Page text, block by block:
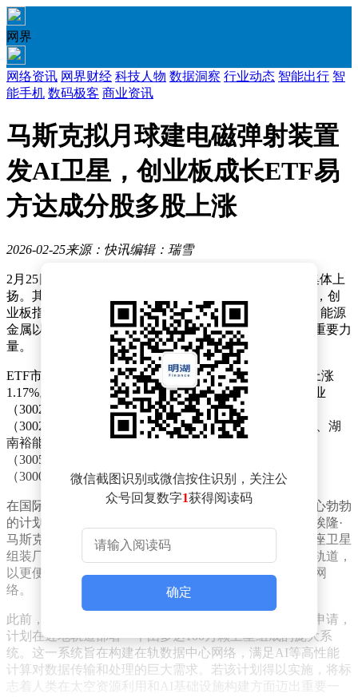
网界
网络资讯 网界财经 科技人物 数据洞察 行业动态 智能出行 智
能手机 数码极客 商业资讯
马斯克拟月球建电磁弹射装置
发AI卫星，创业板成长ETF易
方达成分股多股上涨
2026-02-25来源：快讯编辑：瑞雪
2月25日11点25分，国内股市呈现积极态势，主要指数集体上
扬。其中，上证指数上涨1.11%，深证成指涨幅为1.36%，创
业板指也录得1.35%的涨幅。在板块表现方面，小金属、能源
金属以及磷化工等行业表现突出，成为带动指数上涨的重要力
量。
ETF市场同样活跃，创业板成长ETF易方达（159597）上涨
1.17%。其成分股中，胜宏科技（300476.SZ）、常山药业
（300255.SZ）、金力永磁（300748.SZ）和利亚德
（300296.SZ）涨幅均超过5%。四方精创（300468.SZ）、湖
南裕能（301358.SZ）、菲利华（300395.SZ）、新易盛
（300502.SZ）、当升科技（300073.SZ）和乐普医疗
（300003.SZ）等个股也呈现上涨态势。
在国际科技领域，美国太空探索技术公司正酝酿一项雄心勃勃
的计划。据法国未来科学网站报道，该公司首席执行官埃隆·
马斯克提出，将在月球建造一座巨型电磁弹射装置和一座卫星
组装厂。通过电磁弹射方式，将卫星从月球发射至地球轨道，
以更便捷地部署专用于人工智能（AI）的数据中心卫星网
络。
此前，太空探索技术公司已向美国联邦通信委员会提交申请，
计划在近地轨道部署一个由多达100万颗卫星组成的庞大系
统。这一系统旨在构建在轨数据中心网络，满足AI等高性能
计算对数据传输和处理的巨大需求。若该计划得以实施，将标
志着人类在太空资源利用和AI基础设施构建方面迈出重要一
微信截图识别或微信按住识别，关注公
众号回复数字1获得阅读码
确定